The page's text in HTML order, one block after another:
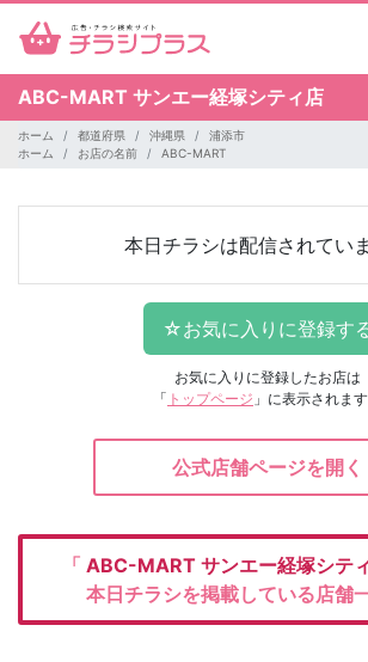
ABC-MART サンエー経塚シティ店
ホーム 都道府県 沖縄県
浦添市
ホーム
お店の名前 ABC-MART
本日チラシは配信されてい
お気に入りに登録したお店は
「 トップページ 」に表示されます
公式店舗ページを開く
「 ABC-MART サンエー経塚シテ
本日チラシを掲載している店舗